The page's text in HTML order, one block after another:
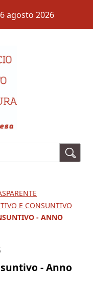
agosto 2026
Cerca
E CONSUNTIVO
- ANNO
- Anno